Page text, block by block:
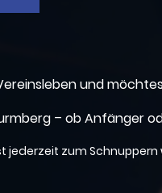
und
– ob Anfänger
jederzeit zum